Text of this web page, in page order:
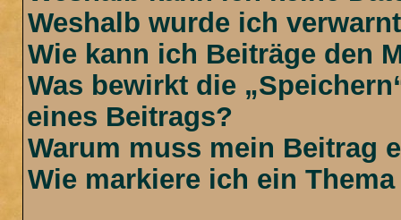
Weshalb wurde ich
Wie kann ich Beiträge den
Was bewirkt die
eines Beitrags?
Warum muss mein Beitrag
Wie markiere ich ein